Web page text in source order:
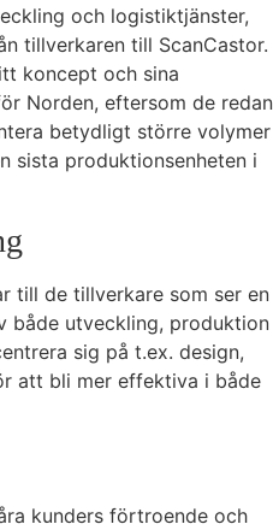
och logistiktjänster,
tillverkaren till ScanCastor.
koncept och sina
Norden, eftersom de redan
betydligt större volymer
sista produktionsenheten i
till de tillverkare som ser en
både utveckling, produktion
sig på t.ex. design,
att bli mer effektiva i både
kunders förtroende och